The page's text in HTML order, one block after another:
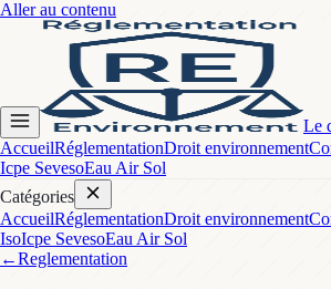
Aller au contenu
Le
AccueilRéglementationDroit environnement
Icpe SevesoEau Air Sol
Catégories
AccueilRéglementationDroit environnement
IsoIcpe SevesoEau Air Sol
←Reglementation